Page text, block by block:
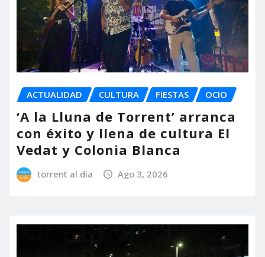
ACTUALIDAD CULTURA FIESTAS OCIO
‘A la Lluna de Torrent’ arranca
con éxito y llena de cultura El
Vedat y Colonia Blanca
torrent al dia Ago 3, 2026